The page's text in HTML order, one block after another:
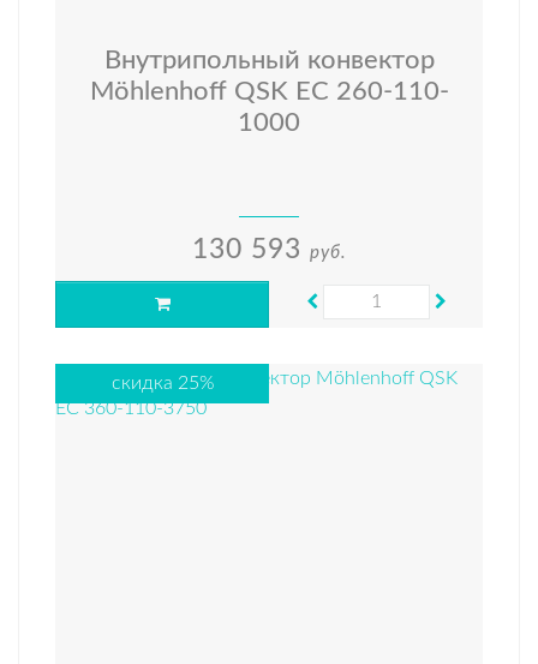
Внутрипольный конвектор
Möhlenhoff QSK EC 260-110-
1000
130 593 руб.
скидка 25%